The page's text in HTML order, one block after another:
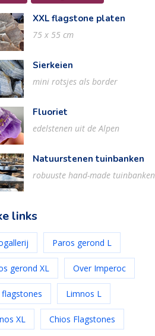
XXL flagstone platen
75 x 55 cm
Sierkeien
mini rotsjes als border
Fluoriet
edelstenen uit de Alpen
Natuurstenen tuinbanken
robuuste hand-made tuinbanken
links
Paros gerond L
gerond XL Over Imperoc
flagstones Limnos L
XL Chios Flagstones